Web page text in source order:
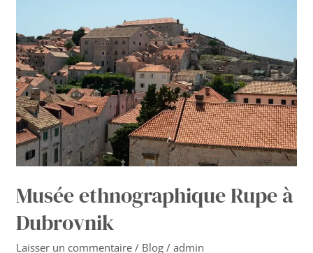
Musée ethnographique Rupe à
Dubrovnik
Laisser un commentaire / Blog /admin
à
Dubrovnik